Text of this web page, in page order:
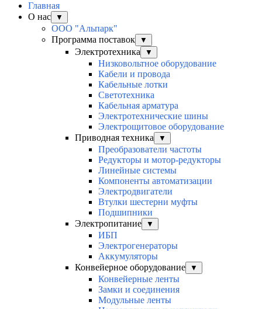
Главная
О нас
▼
ООО "Альпарк"
Программа поставок
▼
Электротехника ▼
Низковольтное оборудование
Кабели и провода
Кабельные лотки
Светотехника
Кабельная арматура
Электротехнические шины
Электрощитовое оборудование
Приводная техника
▼
Преобразователи частоты
Редукторы и мотор-редукторы
Линейные системы
Компоненты автоматизации
Электродвигатели
Втулки шестерни муфты
Подшипники
Электропитание
▼
ИБП
Электрогенераторы
Аккумуляторы
Конвейерное оборудование
▼
Конвейерные ленты
Замки и соединения
Модульные ленты